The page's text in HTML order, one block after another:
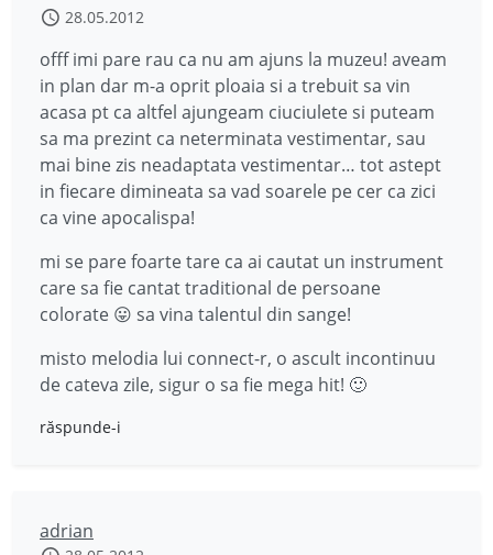
28.05.2012
offf imi pare rau ca nu am ajuns la muzeu! aveam
in plan dar m-a oprit ploaia si a trebuit sa vin
acasa pt ca altfel ajungeam ciuciulete si puteam
sa ma prezint ca neterminata vestimentar, sau
mai bine zis neadaptata vestimentar… tot astept
in fiecare dimineata sa vad soarele pe cer ca zici
ca vine apocalispa!
mi se pare foarte tare ca ai cautat un instrument
care sa fie cantat traditional de persoane
colorate 😛 sa vina talentul din sange!
misto melodia lui connect-r, o ascult incontinuu
de cateva zile, sigur o sa fie mega hit! 🙂
răspunde-i
adrian